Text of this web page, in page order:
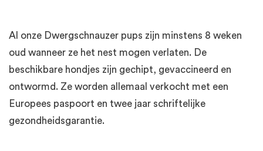
Al onze Dwergschnauzer pups zijn minstens 8 weken
oud wanneer ze het nest mogen verlaten. De
beschikbare hondjes zijn gechipt, gevaccineerd en
ontwormd. Ze worden allemaal verkocht met een
Europees paspoort en twee jaar schriftelijke
gezondheidsgarantie.